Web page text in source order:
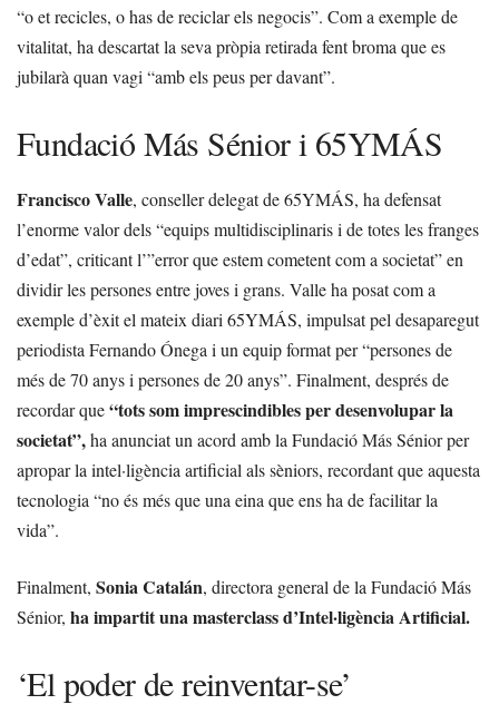
“o et recicles, o has de reciclar els negocis”. Com a exemple de
vitalitat, ha descartat la seva pròpia retirada fent broma que es
jubilarà quan vagi “amb els peus per davant”.
Fundació Más Sénior i 65YMÁS
Francisco Valle, conseller delegat de 65YMÁS, ha defensat
l’enorme valor dels “equips multidisciplinaris i de totes les franges
d’edat”, criticant l’”error que estem cometent com a societat” en
dividir les persones entre joves i grans. Valle ha posat com a
exemple d’èxit el mateix diari 65YMÁS, impulsat pel desaparegut
periodista Fernando Ónega i un equip format per “persones de
més de 70 anys i persones de 20 anys”. Finalment, després de
recordar que“tots som imprescindibles per desenvolupar la
societat”,ha anunciat un acord amb la Fundació Más Sénior per
apropar la intel·ligència artificial als sèniors, recordant que aquesta
tecnologia “no és més que una eina que ens ha de facilitar la
vida”.
Finalment, Sonia Catalán, directora general de la Fundació Más
Sénior, ha impartit una masterclass d’Intel·ligència Artificial.
‘El poder de reinventar-se’